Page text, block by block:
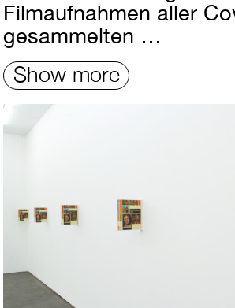
Filmaufnahmen aller
gesammelten …
Show more